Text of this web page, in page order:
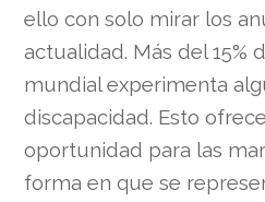
ello con solo mirar los
actualidad. Más del 15%
mundial experimenta
discapacidad. Esto
oportunidad para las
forma en que se